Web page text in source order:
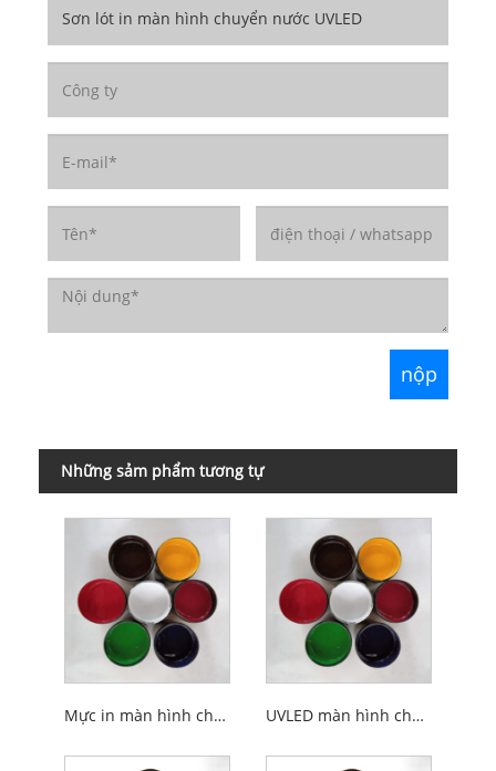
Những sảm phẩm tương tự
Mực in màn hình chuyển nước UVLED UVLED màn hình chuyển nước in mực gốm